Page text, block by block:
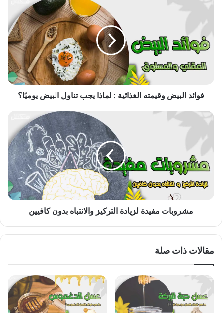
لماذا
يجب
يوميًا؟فوائد البيض وقيمته الغذائية : لماذا يجب تناول البيض يوميًا؟
مشروبات
والانتباه
بدون
مشروبات مفيدة لزيادة التركيز والانتباه بدون كافيين
مقالات ذات صلة